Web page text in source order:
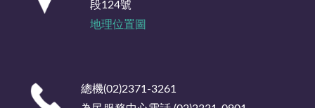
段124號
地理位置圖
總機(02)2371-3261